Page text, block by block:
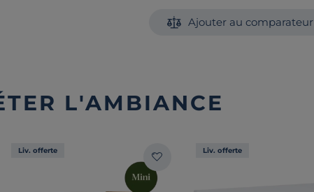
Ajouter au comparateur
L'AMBIANCE
Liv. offerte Liv. offerte